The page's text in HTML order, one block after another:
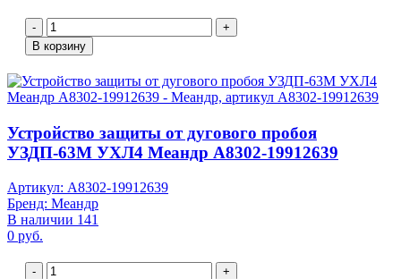
-
+
В корзину
Устройство защиты от дугового пробоя
УЗДП-63М УХЛ4 Меандр A8302-19912639
Артикул: A8302-19912639
Бренд: Меандр
В наличии 141
0 руб.
-
+